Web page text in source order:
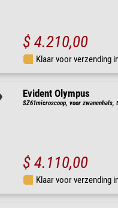
$ 4.210,00
Klaar voor verzending
Evident Olympus
SZ61microscoop, voor zwanenhals,
$ 4.110,00
Klaar voor verzending